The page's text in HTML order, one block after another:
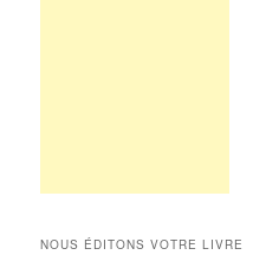
NOUS ÉDITONS VOTRE LIVRE